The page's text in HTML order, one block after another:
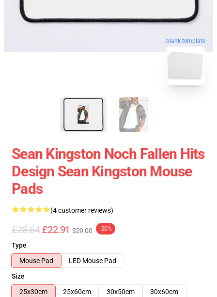
blank template
Sean Kingston Noch Fallen Hits
Design Sean Kingston Mouse
Pads
(4 customer reviews)
£28.64 £22.91 $29.00 -20%
Type
Mouse Pad
LED Mouse Pad
Size
25x30cm
25x60cm 30x50cm
30x60cm